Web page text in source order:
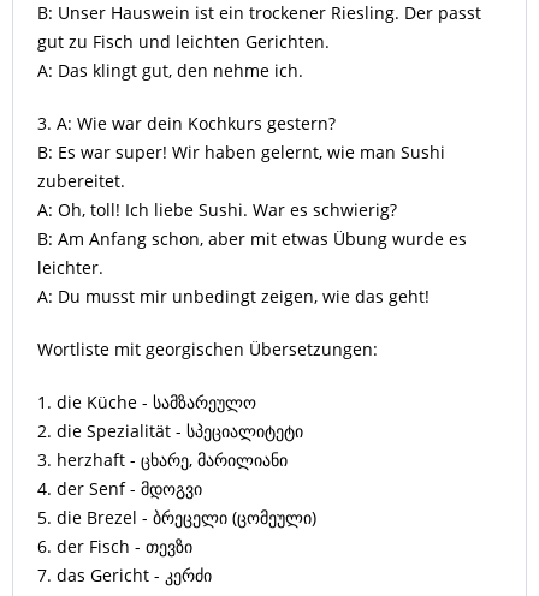
B: Unser Hauswein ist ein trockener Riesling. Der passt
gut zu Fisch und leichten Gerichten.
A: Das klingt gut, den nehme ich.
3. A: Wie war dein Kochkurs gestern?
B: Es war super! Wir haben gelernt, wie man Sushi
zubereitet.
A: Oh, toll! Ich liebe Sushi. War es schwierig?
B: Am Anfang schon, aber mit etwas Übung wurde es
leichter.
A: Du musst mir unbedingt zeigen, wie das geht!
Wortliste mit georgischen Übersetzungen:
1. die Küche - სამზარეულო
2. die Spezialität - სპეციალიტეტი
3. herzhaft - ცხარე, მარილიანი
4. der Senf - მდოგვი
5. die Brezel - ბრეცელი (ცომეული)
6. der Fisch - თევზი
7. das Gericht - კერძი